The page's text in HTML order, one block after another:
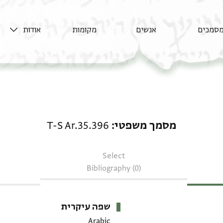
מסמכים אנשים מקומות אודות
מסמך משפטי T-S Ar.35.396
Select
Bibliography (0)
שפה עיקרית